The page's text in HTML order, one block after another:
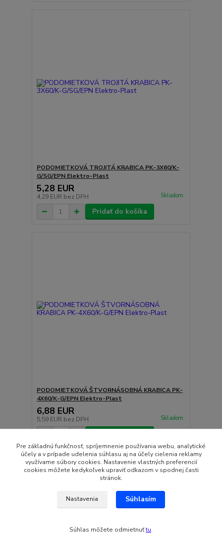
PODOMIETKOVÁ TROJITÁ KRABICA PK-3X60/K-
G/SG/EPN Elektro-Plast
5,28 EUR
4,29 EUR bez DPH Skladom
Pridať do košíka
PODOMIETKOVÁ ŠTVORNÁSOBNÁ KRABICA PK-
4X60/K-G/EPN Elektro-Plast
6,88 EUR
5,59 EUR bez DPH Skladom
Pre základnú funkčnosť, spríjemnenie používania webu, analytické
účely a v prípade udelenia súhlasu aj na účely cielenia reklamy
využívame súbory cookies. Nastavenie vlastných preferencií
cookies môžete kedykoľvek upraviť odkazom v spodnej časti
stránok.
Nastavenia Súhlasím
Súhlas môžete odmietnuťtu.